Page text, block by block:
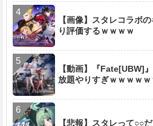
【画像】スタレコラボ
り評価するｗｗｗｗ
【動画】『Fate[UBW]
放題やりすぎｗｗｗｗｗ
【悲報】スタレって○○